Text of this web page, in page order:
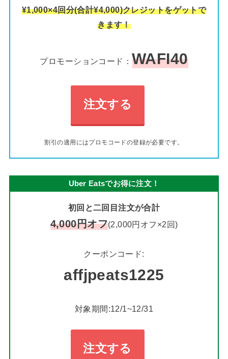
¥1,000×4回分(合計¥4,000)クレジットをゲットで
きます！
プロモーションコード： WAFI40
注文する
割引の適用にはプロモコードの登録が必要です。
Uber Eatsでお得に注文！
初回と二回目注文が合計
4,000円オフ(2,000円オフ×2回)
クーポンコード:
affjpeats1225
対象期間:12/1~12/31
注文する